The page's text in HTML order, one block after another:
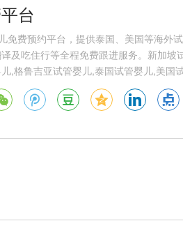
台
免费预约平台，提供泰国、美国等海外
及吃住行等全程免费跟进服务。新加
,格鲁吉亚试管婴儿,泰国试管婴儿,美